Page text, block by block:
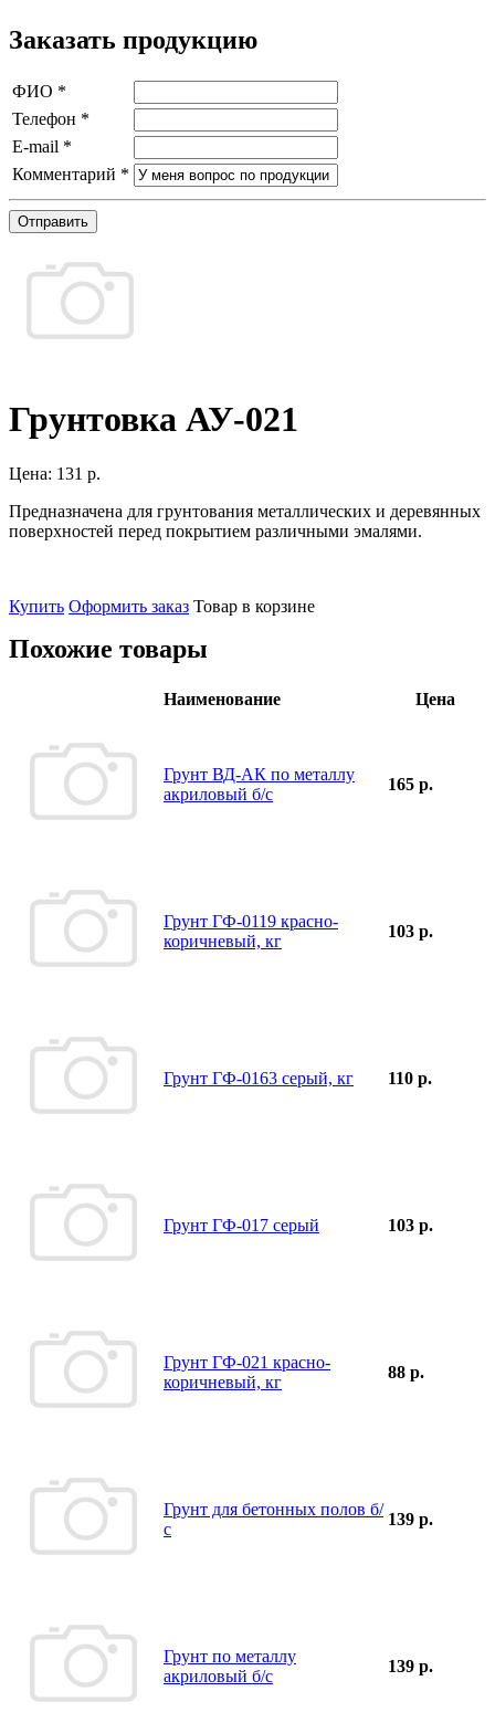
Заказать продукцию
ФИО *
Телефон *
E-mail *
Комментарий *
Отправить
Грунтовка АУ-021
Цена: 131 р.
Предназначена для грунтования металлических и деревянных
поверхностей перед покрытием различными эмалями.
Купить Оформить заказ Товар в корзине
Похожие товары
Наименование Цена
Грунт ВД-АК по металлу
акриловый б/с
165 р.
Грунт ГФ-0119 красно-
коричневый, кг
103 р.
Грунт ГФ-0163 серый, кг 110 р.
Грунт ГФ-017 серый 103 р.
Грунт ГФ-021 красно-
коричневый, кг
88 р.
Грунт для бетонных полов б/
с
139 р.
Грунт по металлу
акриловый б/с
139 р.